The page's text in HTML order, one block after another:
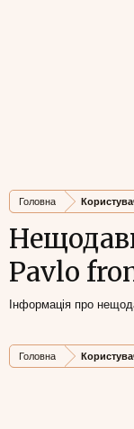
Головна
Pavlo
Інформація про
Головна